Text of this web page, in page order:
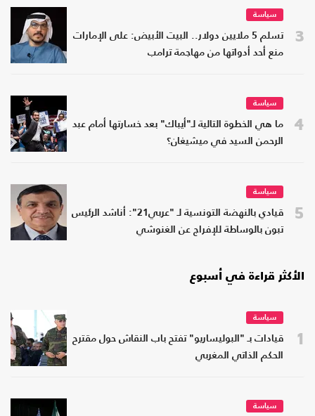
3
سياسة
تسلم 5 ملايين دولار.. البيت الأبيض: على الإمارات
منع أحد أدواتها من مهاجمة ترامب
4
سياسة
ما هي الخطوة التالية لـ"أيباك" بعد خسارتها أمام عبد
الرحمن السيد في ميشيغان؟
5
سياسة
قيادي بالنهضة التونسية لـ "عربي21": أناشد الرئيس
تبون بالوساطة للإفراج عن الغنوشي
الأكثر قراءة في أسبوع
1
سياسة
قيادات بـ "البوليساريو" تفتح باب النقاش حول مقترح
الحكم الذاتي المغربي
سياسة